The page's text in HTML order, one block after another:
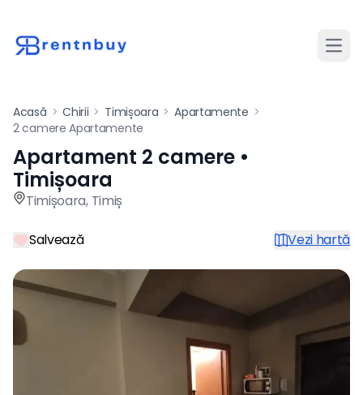
Acasă > Chirii > Timișoara > Apartamente >
2 camere Apartamente
Apartament de închiriat cu
Apartament 2 camere •
Timișoara
Timișoara, Timiș
Salvează Vezi hartă